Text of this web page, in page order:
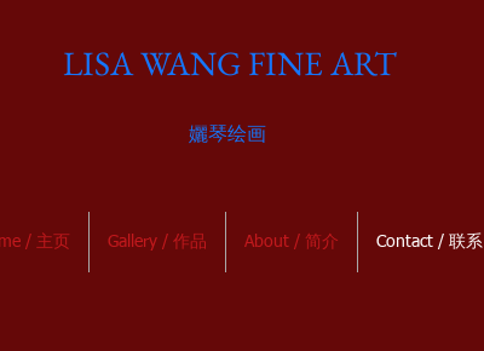
LISA WANG FINE ART
孋琴绘画
/ 主页 Gallery / 作品 About / 简介 Contact / 联系